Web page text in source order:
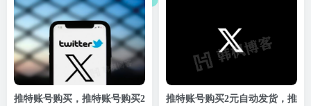
推特账号购买，推特账号购买2
推特账号购买2元自动发货，推